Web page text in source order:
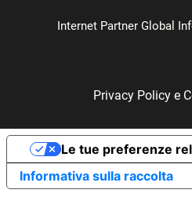
Internet Partner Global
Privacy Policy e
Informativa sulla raccolta
Le tue preferenze